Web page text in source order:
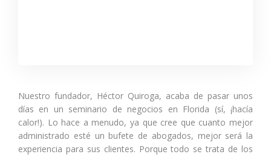
Nuestro fundador, Héctor Quiroga, acaba de pasar unos
días en un seminario de negocios en Florida (sí, ¡hacía
calor!). Lo hace a menudo, ya que cree que cuanto mejor
administrado esté un bufete de abogados, mejor será la
experiencia para sus clientes. Porque todo se trata de los